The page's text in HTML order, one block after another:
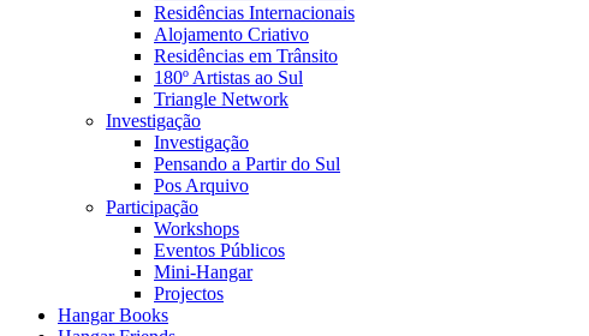
Residências Internacionais
Alojamento Criativo
Residências em Trânsito
180º Artistas ao Sul
Triangle Network
Investigação
Investigação
Pensando a Partir do Sul
Pos Arquivo
Participação
Workshops
Eventos Públicos
Mini-Hangar
Projectos
Hangar Books